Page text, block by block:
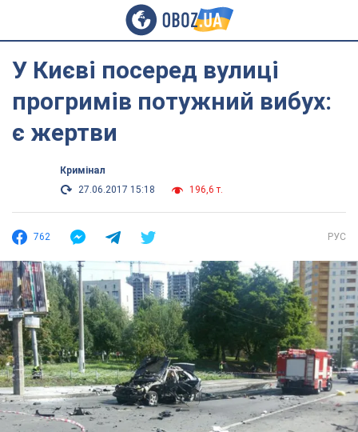
У Києві посеред вулиці
прогримів потужний вибух:
є жертви
Кримінал
27.06.2017 15:18
196,6 т.
762 РУС